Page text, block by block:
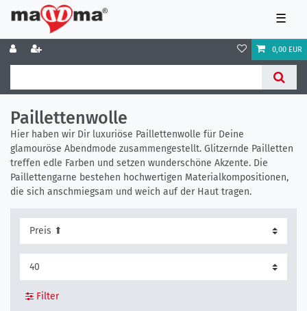
☰
0,00 EUR
Paillettenwolle
Hier haben wir Dir luxuriöse Paillettenwolle für Deine
glamouröse Abendmode zusammengestellt. Glitzernde Pailletten
treffen edle Farben und setzen wunderschöne Akzente. Die
Paillettengarne bestehen hochwertigen Materialkompositionen,
die sich anschmiegsam und weich auf der Haut tragen.
Filter